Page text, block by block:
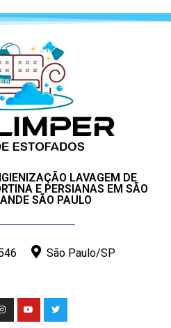
LAVAGEM DE
E PERSIANAS EM SÃO
SÃO PAULO
São Paulo/SP